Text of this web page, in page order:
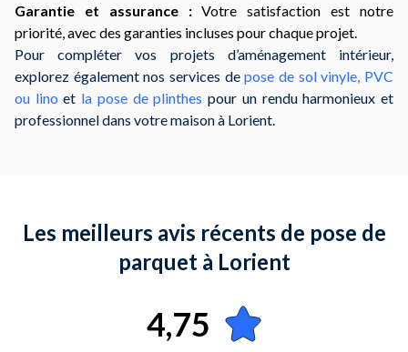
Garantie et assurance :Votre satisfaction est notre
priorité, avec des garanties incluses pour chaque projet.
Pour compléter vos projets d’aménagement intérieur,
explorez également nos services depose de sol vinyle, PVC
ou lino et la pose de plinthes pour un rendu harmonieux et
professionnel dans votre maison à Lorient.
Les meilleurs avis récents de pose de
parquet à Lorient
4,75